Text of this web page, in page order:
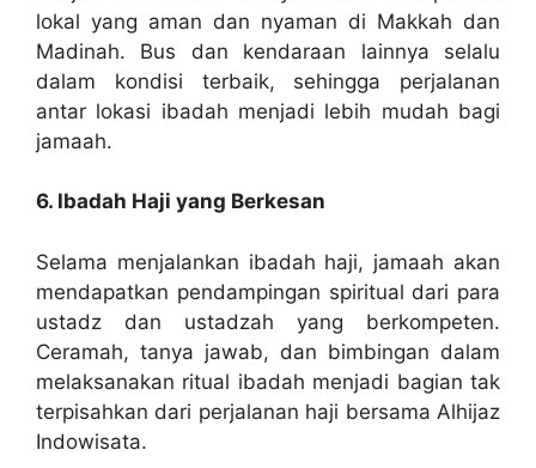
lokal yang aman dan nyaman di Makkah dan
Madinah. Bus dan kendaraan lainnya selalu
dalam kondisi terbaik, sehingga perjalanan
antar lokasi ibadah menjadi lebih mudah bagi
jamaah.
6. Ibadah Haji yang Berkesan
Selama menjalankan ibadah haji, jamaah akan
mendapatkan pendampingan spiritual dari para
ustadz dan ustadzah yang berkompeten.
Ceramah, tanya jawab, dan bimbingan dalam
melaksanakan ritual ibadah menjadi bagian tak
terpisahkan dari perjalanan haji bersama Alhijaz
Indowisata.